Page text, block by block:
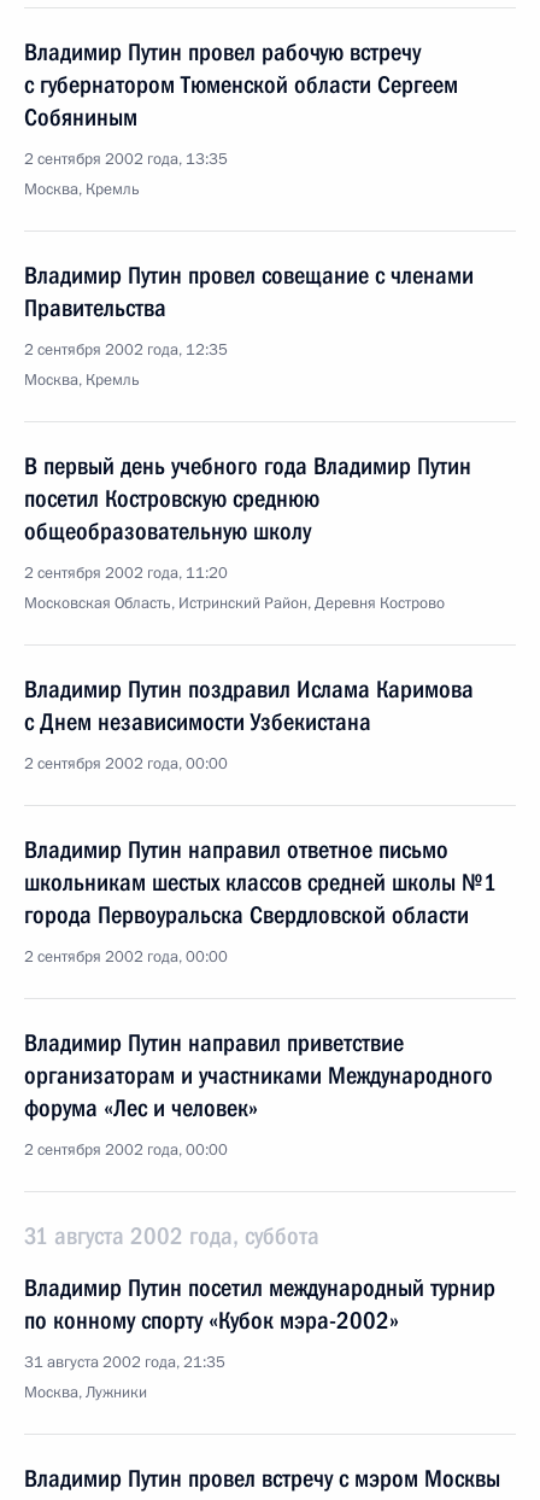
Владимир Путин провел рабочую встречу
с губернатором Тюменской области Сергеем
Собяниным
2 сентября 2002 года, 13:35
Москва, Кремль
Владимир Путин провел совещание с членами
Правительства
2 сентября 2002 года, 12:35
Москва, Кремль
В первый день учебного года Владимир Путин
посетил Костровскую среднюю
общеобразовательную школу
2 сентября 2002 года, 11:20
Московская Область, Истринский Район, Деревня Кострово
Владимир Путин поздравил Ислама Каримова
с Днем независимости Узбекистана
2 сентября 2002 года, 00:00
Владимир Путин направил ответное письмо
школьникам шестых классов средней школы №1
города Первоуральска Свердловской области
2 сентября 2002 года, 00:00
Владимир Путин направил приветствие
организаторам и участниками Международного
форума «Лес и человек»
2 сентября 2002 года, 00:00
31 августа 2002 года, суббота
Владимир Путин посетил международный турнир
по конному спорту «Кубок мэра-2002»
31 августа 2002 года, 21:35
Москва, Лужники
Владимир Путин провел встречу с мэром Москвы